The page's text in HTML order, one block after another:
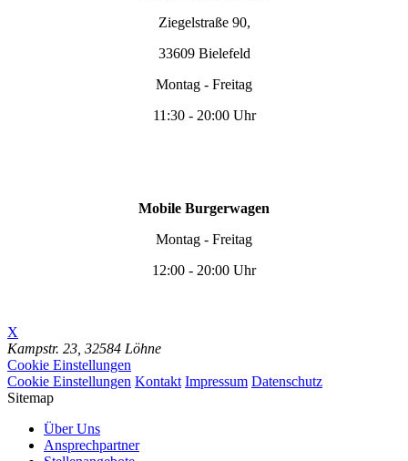
Ziegelstraße 90,
33609 Bielefeld
Montag - Freitag
11:30 - 20:00 Uhr
Mobile Burgerwagen
Montag - Freitag
12:00 - 20:00 Uhr
X
Kampstr. 23, 32584 Löhne
Cookie Einstellungen
Cookie Einstellungen Kontakt Impressum Datenschutz
Sitemap
Über Uns
Ansprechpartner